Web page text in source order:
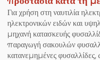
Για χρήση στη ναυτιλία
ηλεκτρονικών ειδών και
μηχανή κατασκευής
παραγωγή σακουλών
κατανεμημένες φυσαλλίδες,